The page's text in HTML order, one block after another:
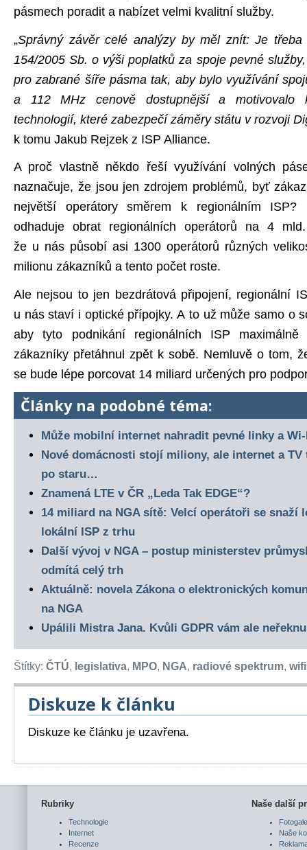
pásmech poradit a nabízet velmi kvalitní služby.
„Správný závěr celé analýzy by měl znít: Je
154/2005 Sb. o výši poplatků za spoje pevné
pro zabrané šíře pásma tak, aby bylo využívání
a 112 MHz cenově dostupnější a motivovalo
technologií, které zabezpečí záměry státu v rozvoji
k tomu Jakub Rejzek z ISP Alliance.
A proč vlastně někdo řeší využívání volných
naznačuje, že jsou jen zdrojem problémů, byť
největší operátory směrem k regionálním ISP?
odhaduje obrat regionálních operátorů na 4
že u nás působí asi 1300 operátorů různých
milionu zákazníků a tento počet roste.
Ale nejsou to jen bezdrátová připojení, regionální
u nás staví i optické přípojky. A to už může samo o
aby tyto podnikání regionálních ISP maximálně
zákazníky přetáhnul zpět k sobě. Nemluvě o tom,
se bude lépe porcovat 14 miliard určených pro
Články na podobné téma:
Může mobilní internet nahradit pevné linky a
Nové domácnosti stojí miliony, ale internet a
po staru…
Znamená LTE v ČR „Leda Tak EDGE“?
14 miliard na NGA sítě: Velcí operátoři se snaží
lokální ISP z trhu
Další vývoj v NGA – postup ministerstev
odmítá celý trh
Aktuálně: novela Zákona o elektronických
na NGA
Upálili Mistra Jana. Kvůli GDPR vám ale
Štítky: ČTÚ, legislativa, MPO, NGA, radiové spektrum, wifi
Diskuze k článku
Diskuze ke článku je uzavřena.
Rubriky
Technologie
Internet
Recenze
Naše další
Naše